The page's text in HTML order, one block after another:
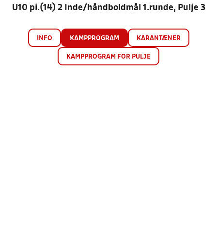
U10 pi.(14) 2 Inde/håndboldmål 1.runde, Pulje 3
INFO KAMPPROGRAM KARANTÆNER
KAMPPROGRAM FOR PULJE